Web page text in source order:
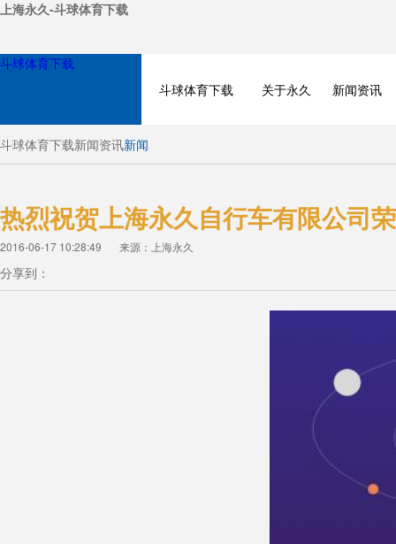
上海永久-斗球体育下载
斗球体育下载
斗球体育下载
关于永久 新闻资讯
斗球体育下载新闻资讯新闻
热烈祝贺上海永久自行车有限公司
2016-06-17 10:28:49 来源：上海永久
分享到：